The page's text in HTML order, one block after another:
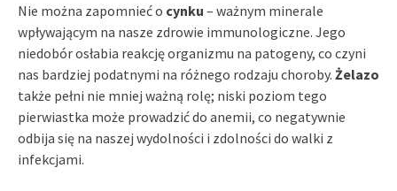
Nie można zapomnieć o cynku – ważnym minerale
wpływającym na nasze zdrowie immunologiczne. Jego
niedobór osłabia reakcję organizmu na patogeny, co czyni
nas bardziej podatnymi na różnego rodzaju choroby. Żelazo
także pełni nie mniej ważną rolę; niski poziom tego
pierwiastka może prowadzić do anemii, co negatywnie
odbija się na naszej wydolności i zdolności do walki z
infekcjami.